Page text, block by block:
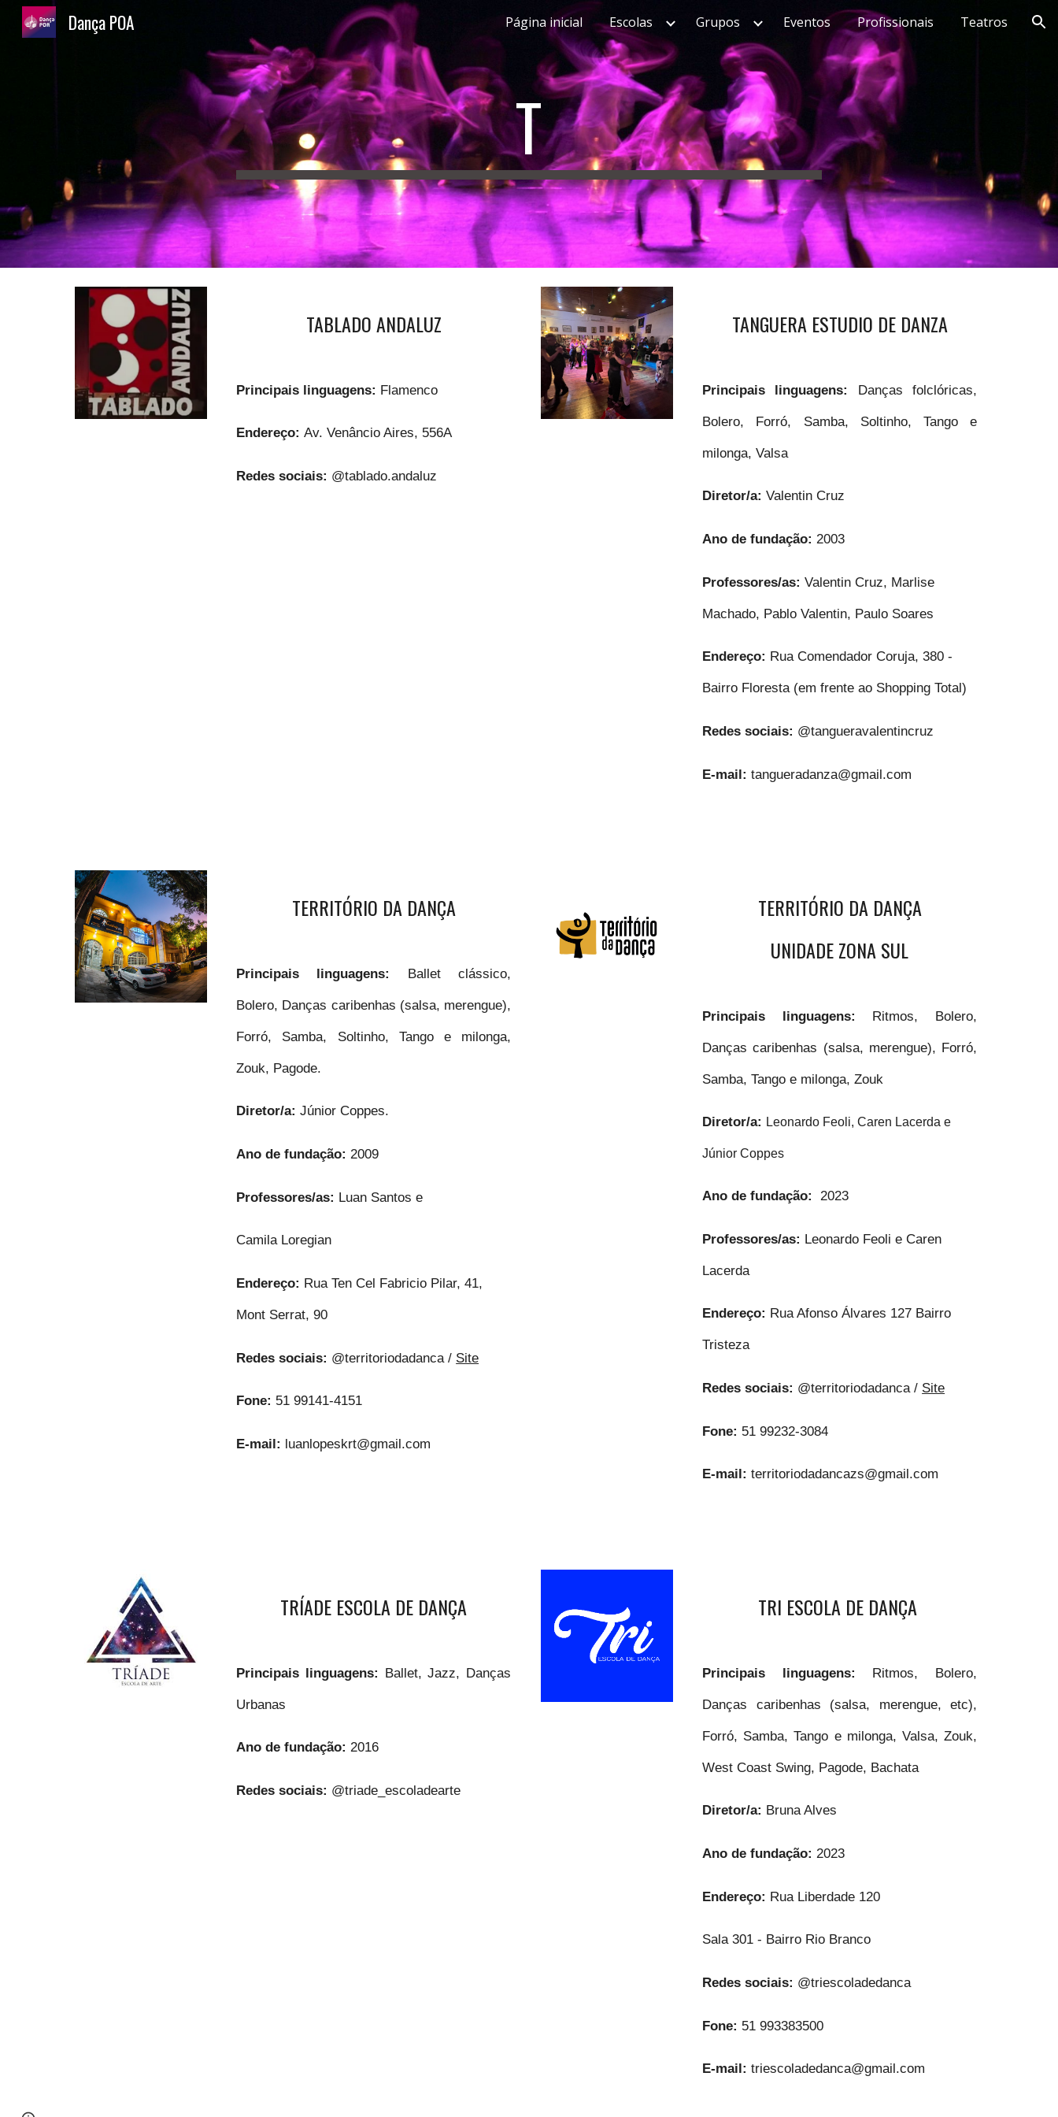
Skip to main content Skip to navigation
Dança POA Página inicial Escolas Grupos Eventos Profissionais Teatros
T
TABLADO ANDALUZ
Principais linguagens: Flamenco
Endereço:Av. Venâncio Aires, 556A
Redes sociais: @tablado.andaluz
TANGUERA ESTUDIO DE DANZA
Principais linguagens: Danças folclóricas,
Bolero, Forró, Samba, Soltinho, Tango e
milonga, Valsa
Diretor/a:Valentin Cruz
Ano de fundação: 2003
Professores/as:Valentin Cruz, Marlise
Machado, Pablo Valentin, Paulo Soares
Endereço: Rua Comendador Coruja, 380 -
Bairro Floresta (em frente ao Shopping Total)
Redes sociais: @tangueravalentincruz
E-mail:tangueradanza@gmail.com
TERRITÓRIO DA DANÇA
Principais linguagens: Ballet clássico,
Bolero, Danças caribenhas (salsa, merengue),
Forró, Samba, Soltinho, Tango e milonga,
Zouk, Pagode.
Diretor/a:Júnior Coppes.
Ano de fundação: 2009
Professores/as: Luan Santos e
Camila Loregian
Endereço: Rua Ten Cel Fabricio Pilar, 41,
Mont Serrat, 90
Redes sociais: @territoriodadanca / Site
Fone: 51 99141-4151
E-mail: luanlopeskrt@gmail.com
TERRITÓRIO DA DANÇA
UNIDADE ZONA SUL
Principais linguagens: Ritmos, Bolero,
Danças caribenhas (salsa, merengue), Forró,
Samba, Tango e milonga, Zouk
Diretor/a: Leonardo Feoli, Caren Lacerda e
Júnior Coppes
Ano de fundação: 2023
Professores/as: Leonardo Feoli e Caren
Lacerda
Endereço: Rua Afonso Álvares 127 Bairro
Tristeza
Redes sociais: @territoriodadanca / Site
Fone: 51 99232-3084
E-mail:territoriodadancazs@gmail.com
TRÍADE ESCOLA DE DANÇA
Principais linguagens: Ballet, Jazz, Danças
Urbanas
Ano de fundação:2016
Redes sociais: @triade_escoladearte
TRI ESCOLA DE DANÇA
Principais linguagens: Ritmos, Bolero,
Danças caribenhas (salsa, merengue, etc),
Forró, Samba, Tango e milonga, Valsa, Zouk,
West Coast Swing, Pagode, Bachata
Diretor/a: Bruna Alves
Ano de fundação: 2023
Endereço: Rua Liberdade 120
Sala 301 - Bairro Rio Branco
Redes sociais: @triescoladedanca
Fone: 51 993383500
E-mail: triescoladedanca@gmail.com